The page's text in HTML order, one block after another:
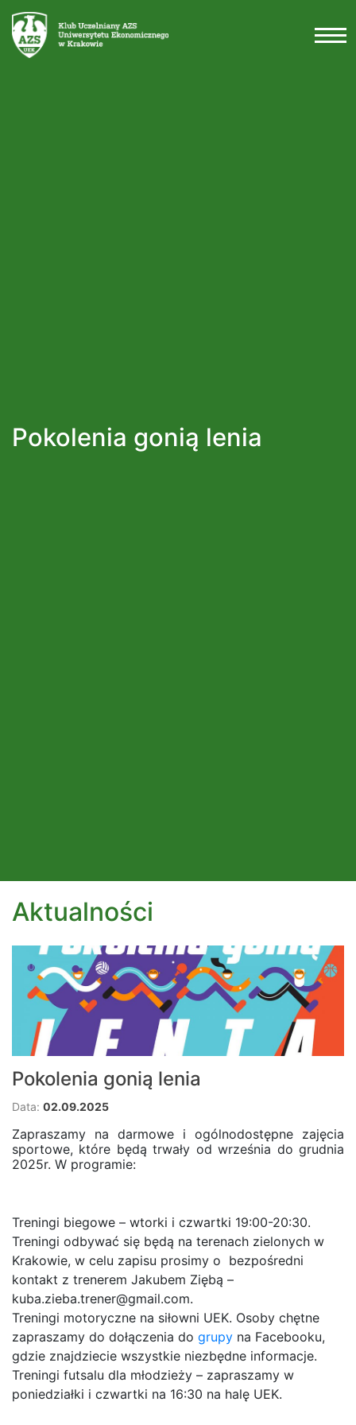
Pokolenia gonią lenia
Aktualności
Pokolenia gonią lenia
Data: 02.09.2025
Zapraszamy na darmowe i ogólnodostępne zajęcia
sportowe, które będą trwały od września do grudnia
2025r. W programie:
Treningi biegowe – wtorki i czwartki 19:00-20:30.
Treningi odbywać się będą na terenach zielonych w
Krakowie, w celu zapisu prosimy o bezpośredni
kontakt z trenerem Jakubem Ziębą –
kuba.zieba.trener@gmail.com.
Treningi motoryczne na siłowni UEK. Osoby chętne
zapraszamy do dołączenia do grupy na Facebooku,
gdzie znajdziecie wszystkie niezbędne informacje.
Treningi futsalu dla młodzieży – zapraszamy w
poniedziałki i czwartki na 16:30 na halę UEK.